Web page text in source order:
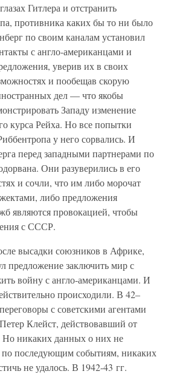
Гитлера и отстранить
противника каких бы то ни было
по своим каналам установил
с англо-американцами и
уверив их в своих
и пообещав скорую
дел — что якобы
Западу изменение
курса Рейха. Но все попытки
у него сорвались. И
перед западными партнерами по
Они разуверились в его
и сочли, что им либо морочат
либо предложения
являются провокацией, чтобы
с СССР.
высадки союзников в Африке,
предложение заключить мир с
войну с англо-американцами. И
происходили. В 42–
с советскими агентами
Клейст, действовавший от
никаких данных о них не
по последующим событиям, никаких
не удалось. В 1942-43 гг.